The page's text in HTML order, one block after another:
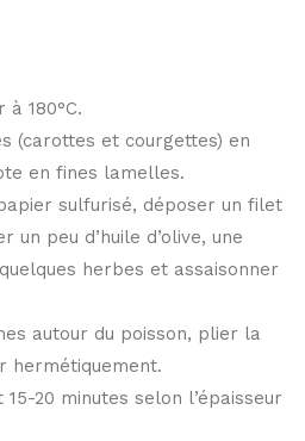
180°C.
(carottes et courgettes) en
en fines lamelles.
sulfurisé, déposer un filet
un peu d’huile d’olive, une
herbes et assaisonner
autour du poisson, plier la
hermétiquement.
20 minutes selon l’épaisseur